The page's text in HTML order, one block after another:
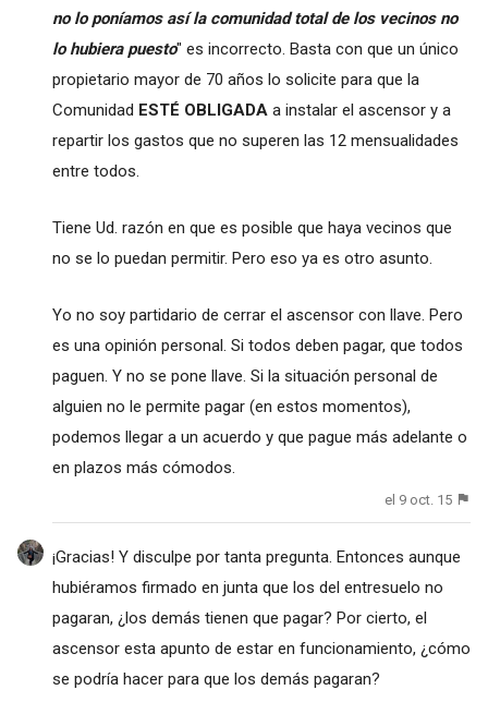
no lo poníamos así la comunidad total de los vecinos no
lo hubiera puesto" es incorrecto. Basta con que un único
propietario mayor de 70 años lo solicite para que la
Comunidad ESTÉ OBLIGADAa instalar el ascensor y a
repartir los gastos que no superen las 12 mensualidades
entre todos.
Tiene Ud. razón en que es posible que haya vecinos que
no se lo puedan permitir. Pero eso ya es otro asunto.
Yo no soy partidario de cerrar el ascensor con llave. Pero
es una opinión personal. Si todos deben pagar, que todos
paguen. Y no se pone llave. Si la situación personal de
alguien no le permite pagar (en estos momentos),
podemos llegar a un acuerdo y que pague más adelante o
en plazos más cómodos.
el 9 oct. 15
¡Gracias! Y disculpe por tanta pregunta. Entonces aunque
hubiéramos firmado en junta que los del entresuelo no
pagaran, ¿los demás tienen que pagar? Por cierto, el
ascensor esta apunto de estar en funcionamiento, ¿cómo
se podría hacer para que los demás pagaran?